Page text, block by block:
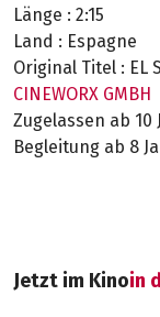
Länge : 2:15
Land : Espagne
Original Titel : EL
CINEWORX GMBH
Zugelassen ab
Begleitung ab 8
Jetzt im Kinoin